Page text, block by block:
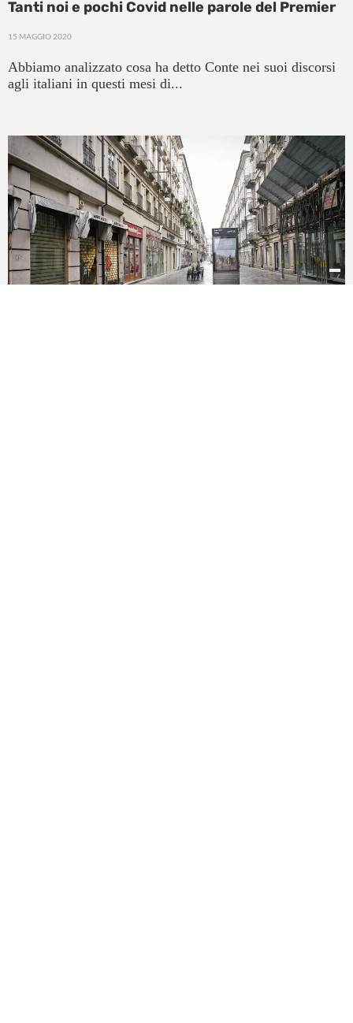
Tanti noi e pochi Covid nelle parole del Premier
15 MAGGIO 2020
Abbiamo analizzato cosa ha detto Conte nei suoi discorsi
agli italiani in questi mesi di...